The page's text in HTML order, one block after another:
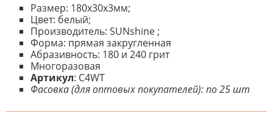
Размер: 180х30х3мм;
Цвет: белый;
Производитель: SUNshine ;
Форма: прямая закругленная
Абразивность: 180 и 240 грит
Многоразовая
Артикул: C4WT
Фасовка (для оптовых покупателей): по 25 шт
К настоящему времени нет